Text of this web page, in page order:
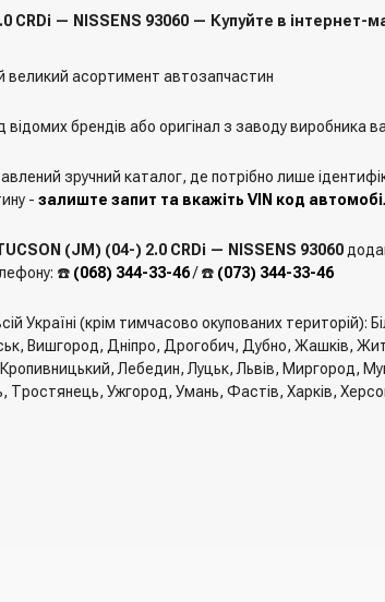
CRDi — NISSENS 93060 — Купуйте в інтернет-
великий асортимент автозапчастин
брендів або оригінал з заводу виробника
зручний каталог, де потрібно лише
- залиште запит та вкажіть VIN код
(JM) (04-) 2.0 CRDi — NISSENS 93060
☎️ (068) 344-33-46/ ☎️ (073) 344-33-46
Україні (крім тимчасово окупованих
Вишгород, Дніпро, Дрогобич, Дубно, Жашків,
Кропивницький, Лебедин, Луцьк, Львів, Миргород,
Тростянець, Ужгород, Умань, Фастів, Харків,